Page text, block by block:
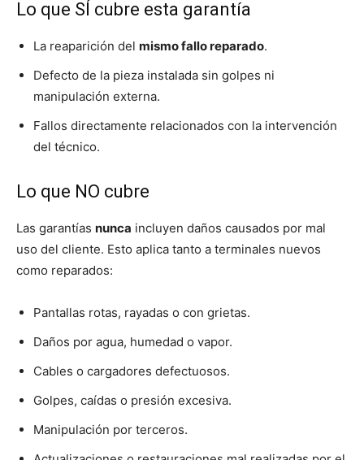
Lo que SÍ cubre esta garantía
La reaparición del mismo fallo reparado.
Defecto de la pieza instalada sin golpes ni
manipulación externa.
Fallos directamente relacionados con la intervención
del técnico.
Lo que NO cubre
Las garantías nunca incluyen daños causados por mal
uso del cliente. Esto aplica tanto a terminales nuevos
como reparados:
Pantallas rotas, rayadas o con grietas.
Daños por agua, humedad o vapor.
Cables o cargadores defectuosos.
Golpes, caídas o presión excesiva.
Manipulación por terceros.